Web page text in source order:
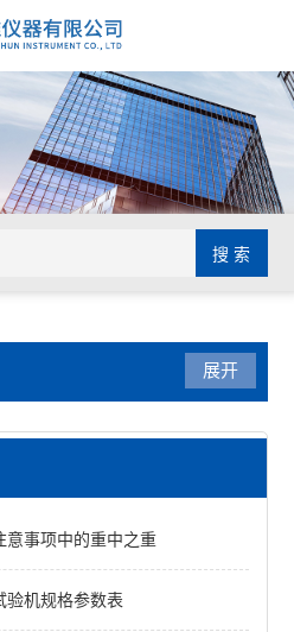
全部 >>
展开
意事项中的重中之重
验机规格参数表